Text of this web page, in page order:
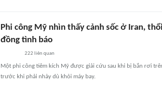
Phi công Mỹ nhìn thấy cảnh sốc ở Iran,
đồng tình báo
222 liên quan
Một phi công tiêm kích Mỹ được giải cứu sau khi bị bắn rơi
trước khi phải nhảy dù khỏi máy bay.